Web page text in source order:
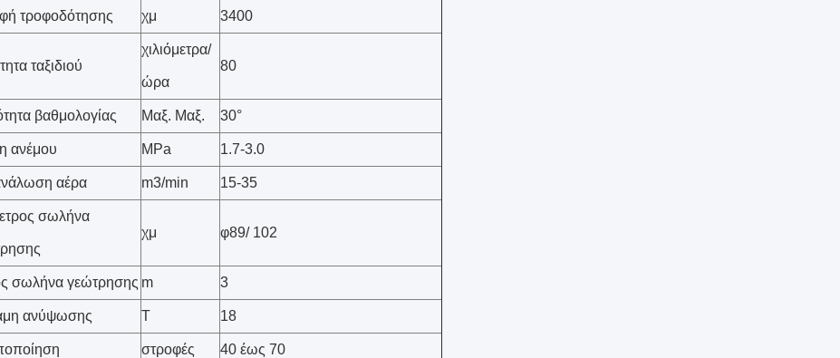
τροφοδότησης χμ 3400
ταξιδιού
χιλιόμετρα/
ώρα
80
βαθμολογίας Μαξ. Μαξ. 30°
ανέμου MPa 1.7-3.0
αέρα m3/min 15-35
σωλήνα
χμ φ89/ 102
σωλήνα γεώτρησης m 3
ανύψωσης Τ 18
στροφές 40 έως 70